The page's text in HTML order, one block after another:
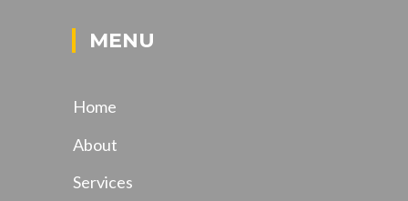
MENU
Home
About
Services